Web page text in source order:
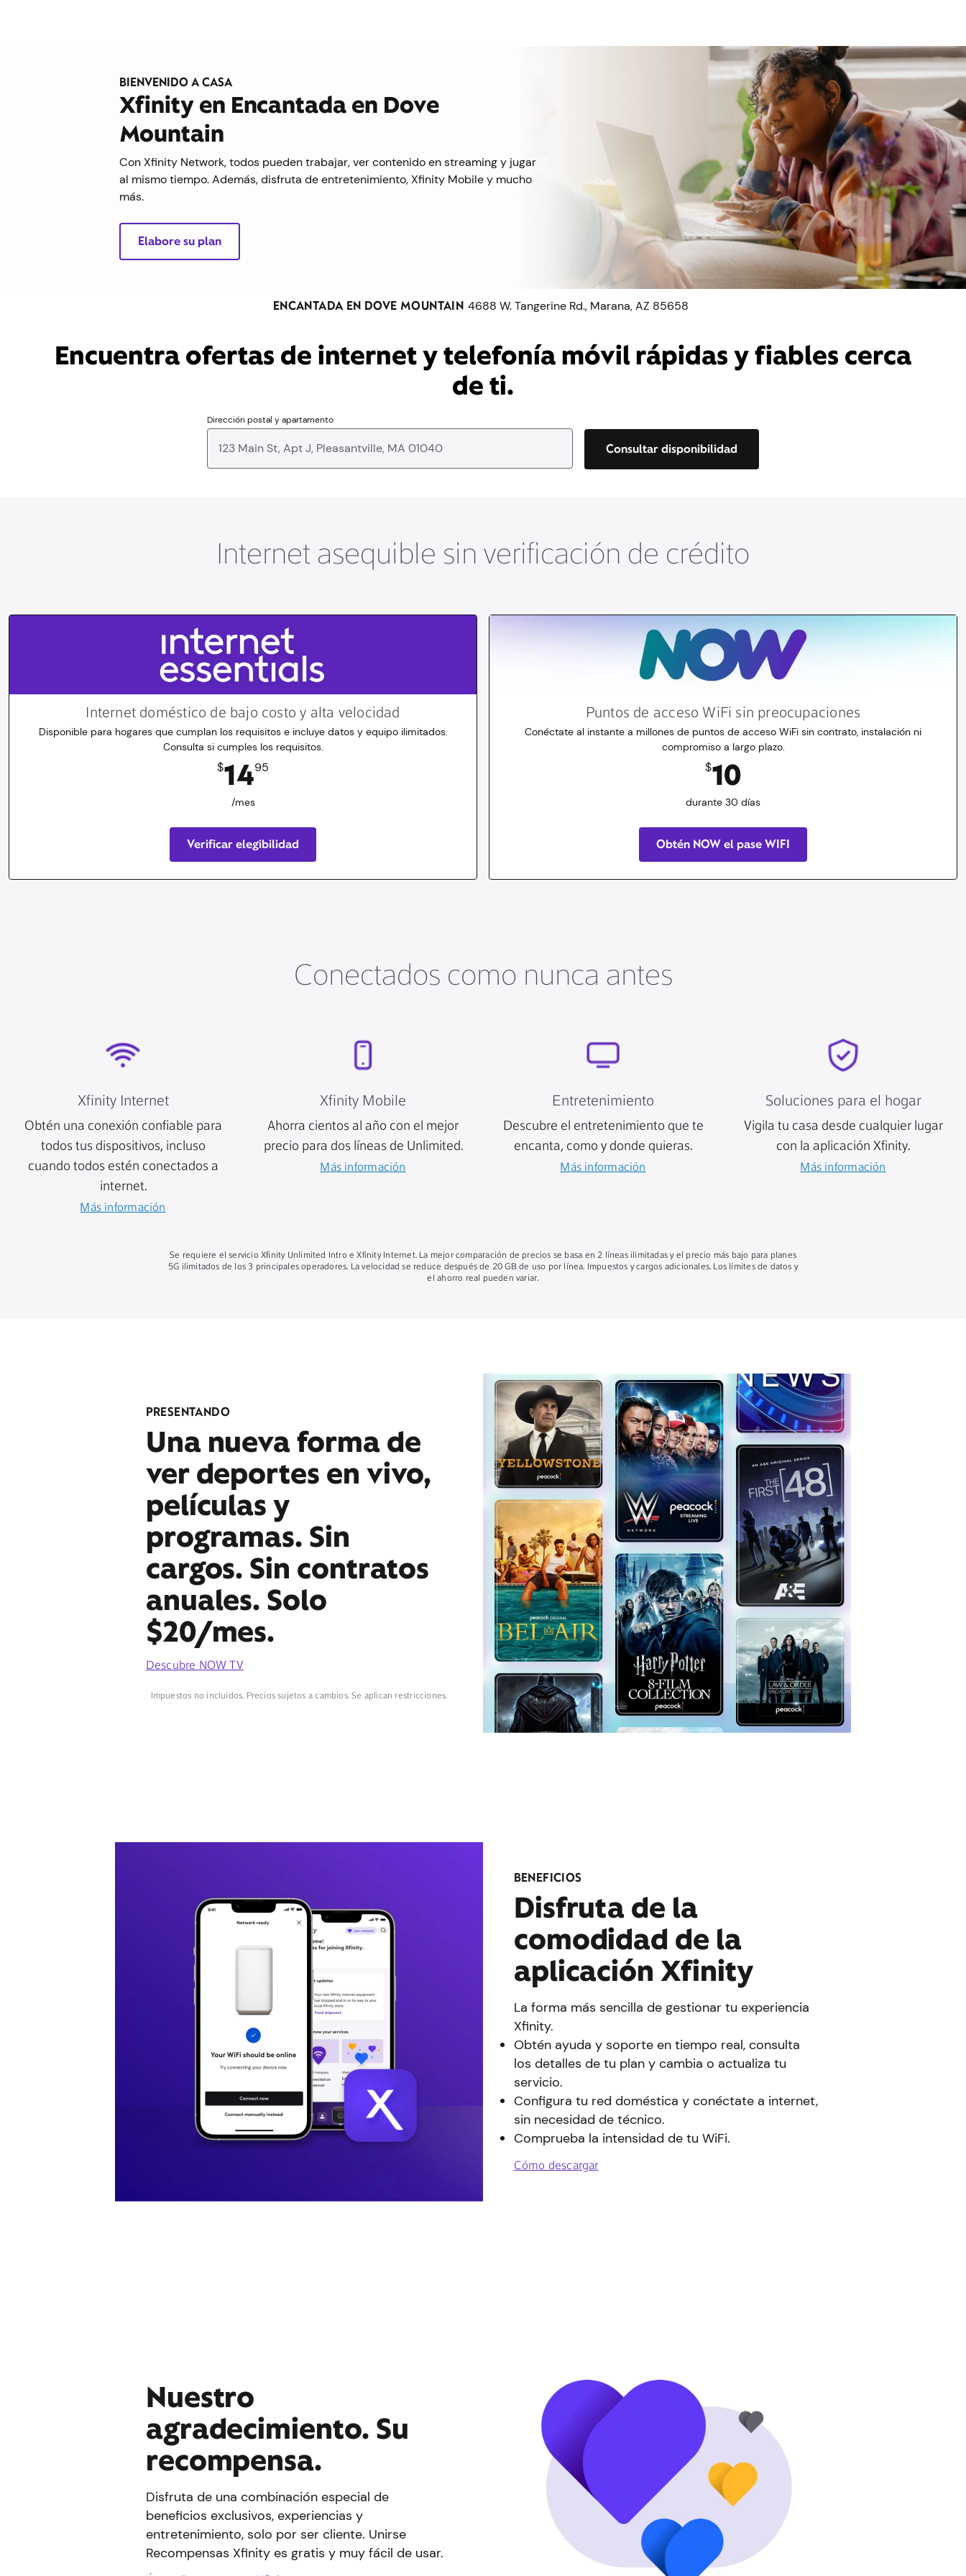
BIENVENIDO A CASA
Xfinity en Encantada en Dove
Mountain
Con Xfinity Network, todos pueden trabajar, ver contenido en streaming y jugar
al mismo tiempo. Además, disfruta de entretenimiento, Xfinity Mobile y mucho
más.
Elabore su plan
ENCANTADA EN DOVE MOUNTAIN 4688 W. Tangerine Rd., Marana, AZ 85658
Encuentra ofertas de internet y telefonía móvil rápidas y fiables cerca
de ti.
Dirección postal y apartamento
Consultar disponibilidad
Internet asequible sin verificación de crédito
Internet doméstico de bajo costo y alta velocidad
Disponible para hogares que cumplan los requisitos e incluye datos y equipo ilimitados.
Consulta si cumples los requisitos.
$1495
/mes
Verificar elegibilidad
Puntos de acceso WiFi sin preocupaciones
Conéctate al instante a millones de puntos de acceso WiFi sin contrato, instalación ni
compromiso a largo plazo.
$10
durante 30 días
Obtén NOW el pase WIFI
Conectados como nunca antes
Xfinity Internet
Obtén una conexión confiable para
todos tus dispositivos, incluso
cuando todos estén conectados a
internet.
Más información
Xfinity Mobile
Ahorra cientos al año con el mejor
precio para dos líneas de Unlimited.
Más información
Entretenimiento
Descubre el entretenimiento que te
encanta, como y donde quieras.
Más información
Soluciones para el hogar
Vigila tu casa desde cualquier lugar
con la aplicación Xfinity.
Más información
Se requiere el servicio Xfinity Unlimited Intro e Xfinity Internet. La mejor comparación de precios se basa en 2 líneas ilimitadas y el precio más bajo para planes
5G ilimitados de los 3 principales operadores. La velocidad se reduce después de 20 GB de uso por línea. Impuestos y cargos adicionales. Los límites de datos y
el ahorro real pueden variar.
PRESENTANDO
Una nueva forma de
ver deportes en vivo,
películas y
programas. Sin
cargos. Sin contratos
anuales. Solo
$20/mes.
Descubre NOW TV
Impuestos no incluidos. Precios sujetos a cambios. Se aplican restricciones.
BENEFICIOS
Disfruta de la
comodidad de la
aplicación Xfinity
La forma más sencilla de gestionar tu experiencia
Xfinity.
Obtén ayuda y soporte en tiempo real, consulta
los detalles de tu plan y cambia o actualiza tu
servicio.
Configura tu red doméstica y conéctate a internet,
sin necesidad de técnico.
Comprueba la intensidad de tu WiFi.
Cómo descargar
Nuestro
agradecimiento. Su
recompensa.
Disfruta de una combinación especial de
beneficios exclusivos, experiencias y
entretenimiento, solo por ser cliente. Unirse
Recompensas Xfinity es gratis y muy fácil de usar.